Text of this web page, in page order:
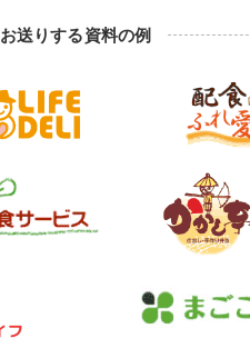
お送りする資料の例